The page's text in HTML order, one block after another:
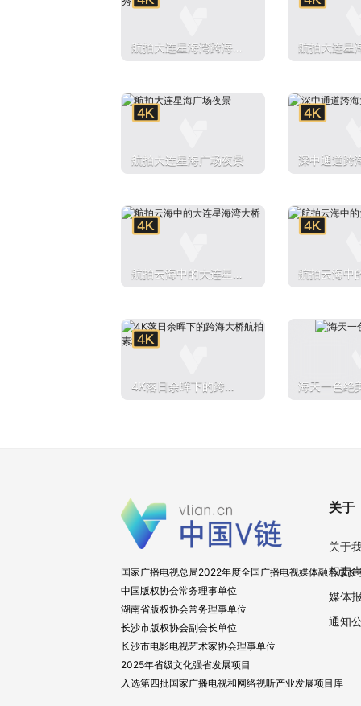
航拍大连星海湾跨海大
航拍大连星
航拍大连星海广场夜景 深中通道跨
航拍云海中的大连星海
航拍云海中
4K落日余晖下的跨海
海天一色绝
国家广播电视总局2022年度全国广播电视媒体融合成长
中国版权协会常务理事单位
湖南省版权协会常务理事单位
长沙市版权协会副会长单位
长沙市电影电视艺术家协会理事单位
2025年省级文化强省发展项目
入选第四批国家广播电视和网络视听产业发展项目库
关于
关于
权责
媒体
通知